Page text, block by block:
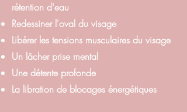
rétention d'eau
Redessiner l'oval du visage
Libérer les tensions musculaires du visage
Un lâcher prise mental
Une détente profonde
La libration de blocages énergétiques